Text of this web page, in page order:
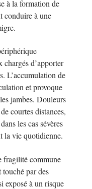
à la formation de
conduire à une
chargés d’apporter
L’accumulation de
et provoque
jambes. Douleurs
courtes distances,
les cas sévères
la vie quotidienne.
fragilité commune
par des
exposé à un risque